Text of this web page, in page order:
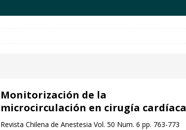
Monitorización de la
microcirculación en cirugía cardíaca
Revista Chilena de Anestesia Vol. 50 Num. 6 pp. 763-773